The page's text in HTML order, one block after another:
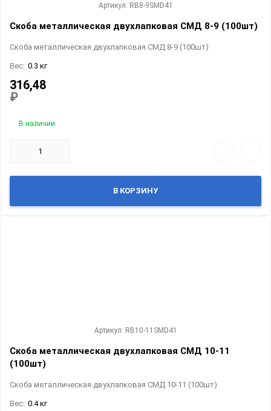
Артикул: RB8-9SMD41
Скоба металлическая двухлапковая СМД 8-9 (100шт)
Скоба металлическая двухлапковая СМД 8-9 (100шт)
Вес: 0.3 кг
316,48
₽
В наличии
В КОРЗИНУ
Артикул: RB10-11SMD41
Скоба металлическая двухлапковая СМД 10-11
(100шт)
Скоба металлическая двухлапковая СМД 10-11 (100шт)
Вес: 0.4 кг